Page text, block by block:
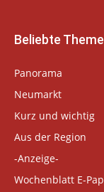
Beliebte
Panorama
Neumarkt
Kurz und wichtig
Aus der Region
-Anzeige-
Wochenblatt E-